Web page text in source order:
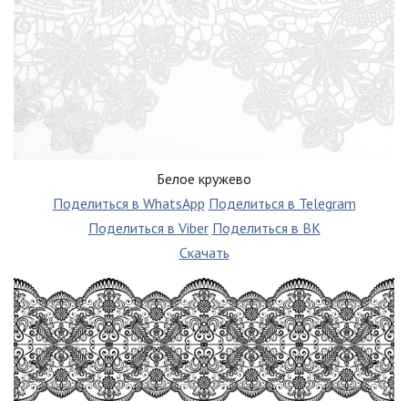
Белое кружево
Поделиться в WhatsApp Поделиться в Telegram
Поделиться в Viber Поделиться в ВК
Скачать